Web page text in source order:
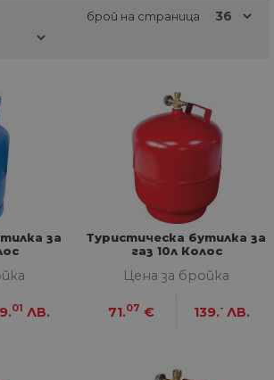
брой на страница
за
01 ЛВ.
Туристическа бутилка за
газ 10л Колос
Цена за бройка
71.07 € 139.- ЛВ.